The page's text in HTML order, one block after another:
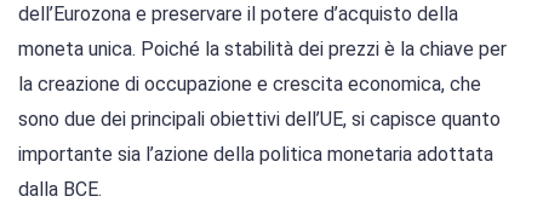
dell’Eurozona e preservare il potere d’acquisto della
moneta unica. Poiché la stabilità dei prezzi è la chiave per
la creazione di occupazione e crescita economica, che
sono due dei principali obiettivi dell’UE, si capisce quanto
importante sia l’azione della politica monetaria adottata
dalla BCE.